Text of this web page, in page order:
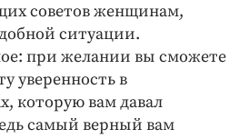
советов женщинам,
ситуации.
при желании вы сможете
уверенность в
которую вам давал
самый верный вам